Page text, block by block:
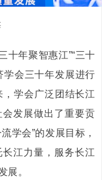
十年聚智惠江”“三十
学会三十年发展进行
学会广泛团结长江
发展做出了重要贡
学会”的发展目标，
江力量，服务长江
展。